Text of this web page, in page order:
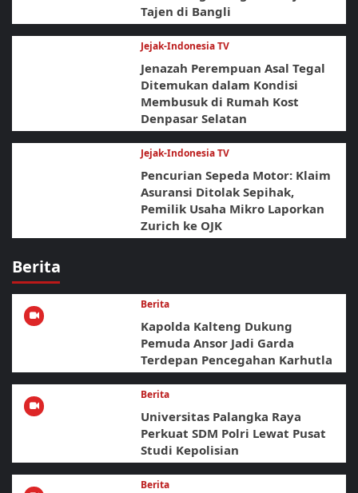
Tajen di Bangli
Jejak-Indonesia TV
Jenazah Perempuan Asal Tegal
Ditemukan dalam Kondisi
Membusuk di Rumah Kost
Denpasar Selatan
Jejak-Indonesia TV
Pencurian Sepeda Motor: Klaim
Asuransi Ditolak Sepihak,
Pemilik Usaha Mikro Laporkan
Zurich ke OJK
Berita
Berita
Kapolda Kalteng Dukung
Pemuda Ansor Jadi Garda
Terdepan Pencegahan Karhutla
Berita
Universitas Palangka Raya
Perkuat SDM Polri Lewat Pusat
Studi Kepolisian
Berita